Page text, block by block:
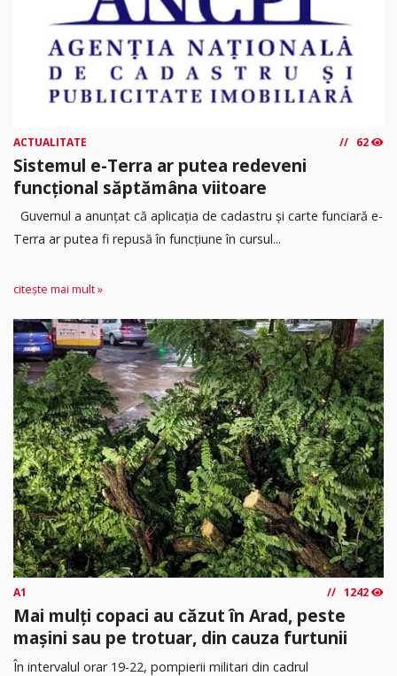
ACTUALITATE 62
Sistemul e-Terra ar putea redeveni
funcțional săptămâna viitoare
Guvernul a anunțat că aplicația de cadastru și carte funciară e-
Terra ar putea fi repusă în funcțiune în cursul...
citește mai mult »
A1 1242
Mai mulți copaci au căzut în Arad, peste
mașini sau pe trotuar, din cauza furtunii
În intervalul orar 19-22, pompierii militari din cadrul